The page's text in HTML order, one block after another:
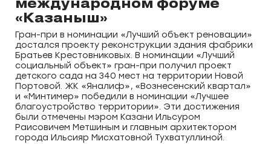
«Казаныш»
Гран-при в номинации «Лучший объект реновации»
достался проекту реконструкции здания фабрики
Братьев Крестовниковых. В номинации «Лучший
социальный объект» гран-при получил проект
детского сада на 340 мест на территории Новой
Портовой. ЖК «Яналиф», «Вознесенский квартал»
и «Минтимер» победили в номинации «Лучшее
благоустройство территории». Эти достижения
были отмечены мэром Казани Ильсуром
Раисовичем Метшиным и главным архитектором
города Ильсияр Мисхатовной Тухватуллиной.